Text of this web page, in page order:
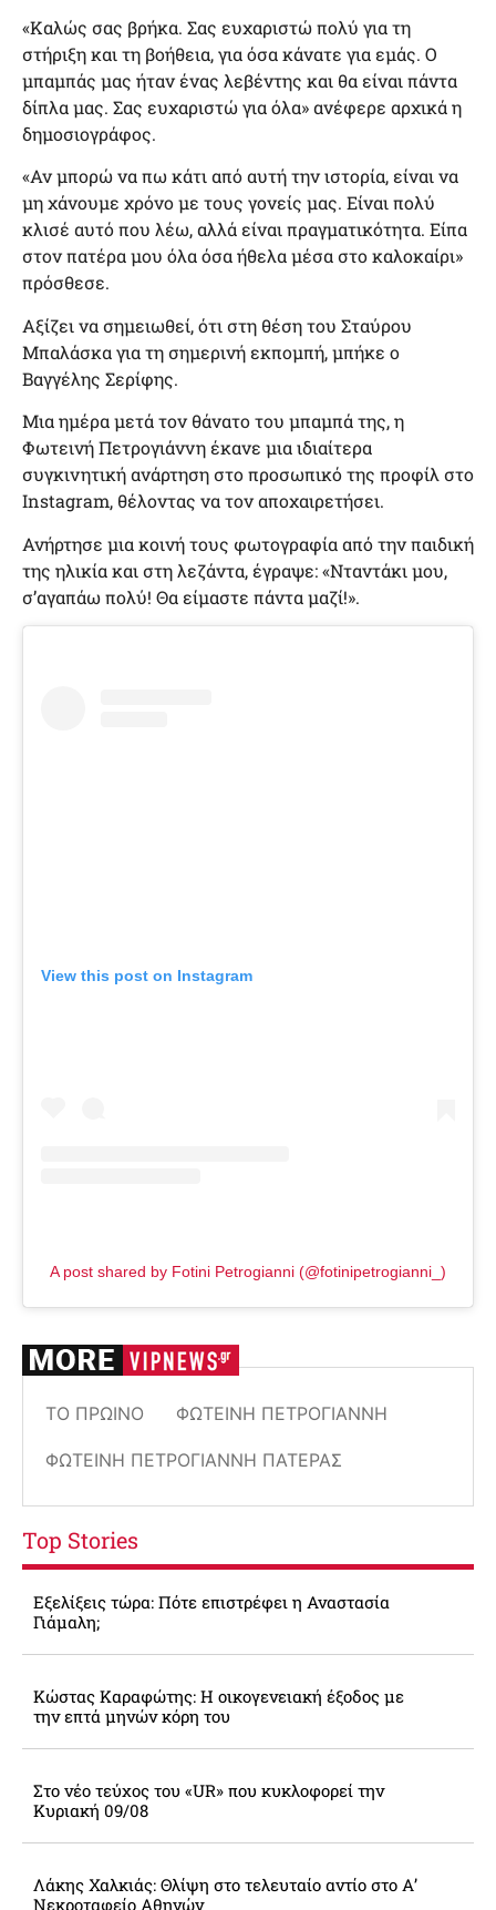
«Καλώς σας βρήκα. Σας ευχαριστώ πολύ για τη
στήριξη και τη βοήθεια, για όσα κάνατε για εμάς. Ο
μπαμπάς μας ήταν ένας λεβέντης και θα είναι πάντα
δίπλα μας. Σας ευχαριστώ για όλα» ανέφερε αρχικά η
δημοσιογράφος.
«Αν μπορώ να πω κάτι από αυτή την ιστορία, είναι να
μη χάνουμε χρόνο με τους γονείς μας. Είναι πολύ
κλισέ αυτό που λέω, αλλά είναι πραγματικότητα. Είπα
στον πατέρα μου όλα όσα ήθελα μέσα στο καλοκαίρι»
πρόσθεσε.
Αξίζει να σημειωθεί, ότι στη θέση του Σταύρου
Μπαλάσκα για τη σημερινή εκπομπή, μπήκε ο
Βαγγέλης Σερίφης.
Μια ημέρα μετά τον θάνατο του μπαμπά της, η
Φωτεινή Πετρογιάννη έκανε μια ιδιαίτερα
συγκινητική ανάρτηση στο προσωπικό της προφίλ στο
Instagram, θέλοντας να τον αποχαιρετήσει.
Ανήρτησε μια κοινή τους φωτογραφία από την παιδική
της ηλικία και στη λεζάντα, έγραψε: «Νταντάκι μου,
σ’αγαπάω πολύ! Θα είμαστε πάντα μαζί!».
View this post on Instagram
A post shared by Fotini Petrogianni (@fotinipetrogianni_)
ΤΟ ΠΡΩΙΝΌ ΦΩΤΕΙΝΉ ΠΕΤΡΟΓΙΆΝΝΗ
ΦΩΤΕΙΝΉ ΠΕΤΡΟΓΙΆΝΝΗ ΠΑΤΈΡΑΣ
Top Stories
Εξελίξεις τώρα: Πότε επιστρέφει η Αναστασία
Γιάμαλη;
Κώστας Καραφώτης: Η οικογενειακή έξοδος με
την επτά μηνών κόρη του
Στο νέο τεύχος του «UR» που κυκλοφορεί την
Κυριακή 09/08
Λάκης Χαλκιάς: Θλίψη στο τελευταίο αντίο στο Α’
Νεκροταφείο Αθηνών